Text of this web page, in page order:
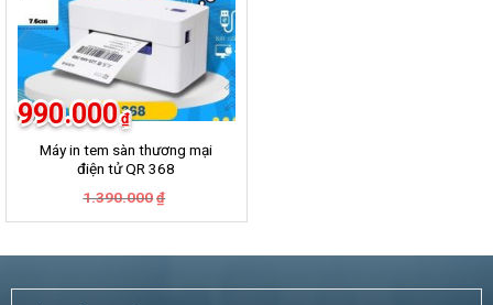
Máy in tem sàn thương mại
điện tử QR 368
1.390.000 ₫
là:
990.000 ₫
tại
990.000₫.